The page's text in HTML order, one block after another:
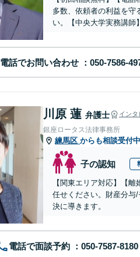
多数、依頼者の利益を守
い。【中央大学実務講師】
電話でお問い合わせ
川原 蓮 弁護士 インタ
銀座ロータス法律事務所
練馬区 からも相談受付中
子の認知
【関東エリア対応】【
任せください。財産分与
決に導きます。
電話で面談予約